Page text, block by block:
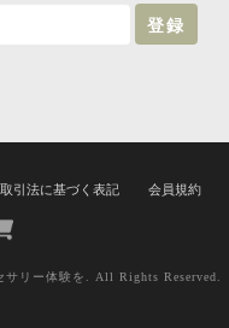
登録
引法に基づく表記 会員規約
リー体験を. All Rights Reserved.